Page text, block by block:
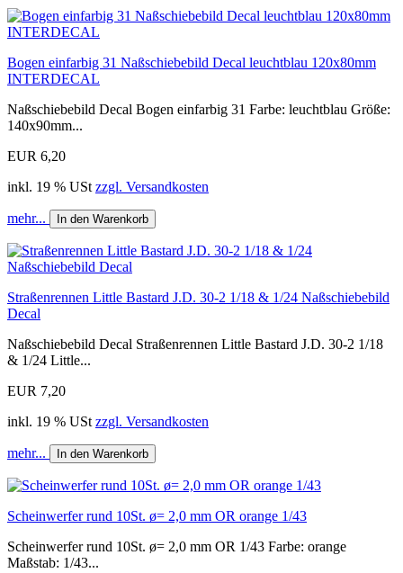
Bogen einfarbig 31 Naßschiebebild Decal leuchtblau 120x80mm
INTERDECAL
Naßschiebebild Decal Bogen einfarbig 31 Farbe: leuchtblau Größe:
140x90mm...
EUR 6,20
inkl. 19 % USt zzgl. Versandkosten
mehr... In den Warenkorb
Straßenrennen Little Bastard J.D. 30-2 1/18 & 1/24 Naßschiebebild
Decal
Naßschiebebild Decal Straßenrennen Little Bastard J.D. 30-2 1/18
& 1/24 Little...
EUR 7,20
inkl. 19 % USt zzgl. Versandkosten
mehr... In den Warenkorb
Scheinwerfer rund 10St. ø= 2,0 mm OR orange 1/43
Scheinwerfer rund 10St. ø= 2,0 mm OR 1/43 Farbe: orange
Maßstab: 1/43...